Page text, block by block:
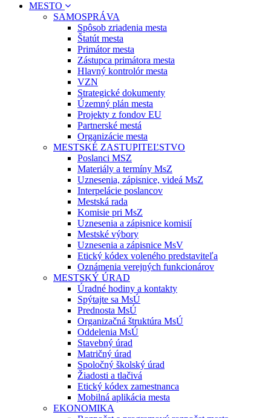
MESTO
SAMOSPRÁVA
Spôsob zriadenia mesta
Štatút mesta
Primátor mesta
Zástupca primátora mesta
Hlavný kontrolór mesta
VZN
Strategické dokumenty
Územný plán mesta
Projekty z fondov EU
Partnerské mestá
Organizácie mesta
MESTSKÉ ZASTUPITEĽSTVO
Poslanci MSZ
Materiály a termíny MsZ
Uznesenia, zápisnice, videá MsZ
Interpelácie poslancov
Mestská rada
Komisie pri MsZ
Uznesenia a zápisnice komisií
Mestské výbory
Uznesenia a zápisnice MsV
Etický kódex voleného predstaviteľa
Oznámenia verejných funkcionárov
MESTSKÝ ÚRAD
Úradné hodiny a kontakty
Spýtajte sa MsÚ
Prednosta MsÚ
Organizačná štruktúra MsÚ
Oddelenia MsÚ
Stavebný úrad
Matričný úrad
Spoločný školský úrad
Žiadosti a tlačivá
Etický kódex zamestnanca
Mobilná aplikácia mesta
EKONOMIKA